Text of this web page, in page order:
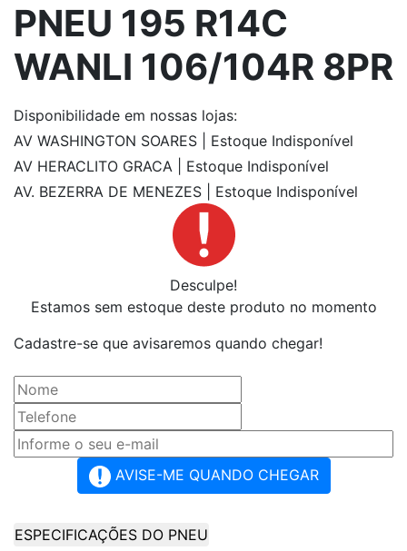
PNEU 195 R14C
WANLI 106/104R 8PR
Disponibilidade em nossas lojas:
AV WASHINGTON SOARES | Estoque Indisponível
AV HERACLITO GRACA | Estoque Indisponível
AV. BEZERRA DE MENEZES | Estoque Indisponível
Desculpe!
Estamos sem estoque deste produto no momento
Cadastre-se que avisaremos quando chegar!
AVISE-ME QUANDO CHEGAR
ESPECIFICAÇÕES DO PNEU